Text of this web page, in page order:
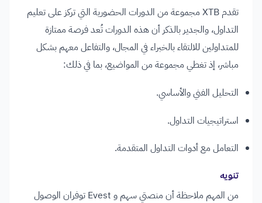
تقدم XTB مجموعة من الدورات الحضورية التي تركز على تعليم
التداول، والجدير بالذكر أن هذه الدورات تُعد فرصة ممتازة
للمتداولين للالتقاء بالخبراء في المجال، والتفاعل معهم بشكل
مباشر، إذ تغطي مجموعة من المواضيع، بما في ذلك:
التحليل الفني والأساسي.
استراتيجيات التداول.
التعامل مع أدوات التداول المتقدمة.
تنويه
من المهم ملاحظة أن منصتي سهم و Evest توفران الوصول